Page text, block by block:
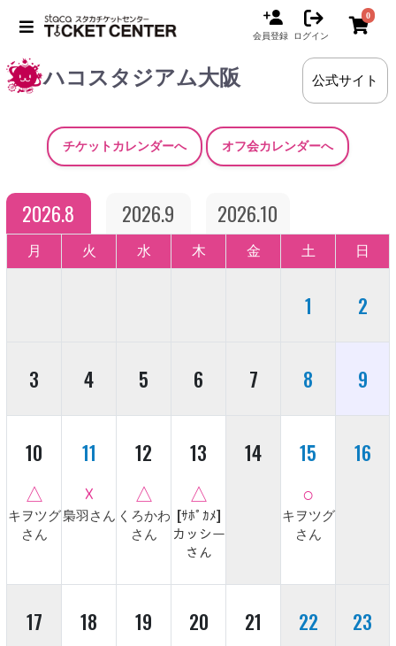
会員登録 ログイン
0
ハコスタジアム大阪 公式サイト
チケットカレンダーへ オフ会カレンダーへ
2026.8 2026.9 2026.10
月 火 水 木 金 土 日
1 2
3 4 5 6 7 8 9
10
△
キヲツグ
さん
11
☓
梟羽さん
12
△
くろかわ
さん
13
△
[ｻﾎﾟｶﾒ]
カッシー
さん
14
15
○
キヲツグ
さん
16
17
18
19
20
21
22 23